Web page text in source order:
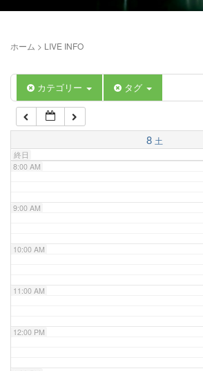
ホーム > LIVE INFO
カテゴリー タグ
8 土
終日
5:00 AM
6:00 AM
7:00 AM
8:00 AM
9:00 AM
10:00 AM
11:00 AM
12:00 PM